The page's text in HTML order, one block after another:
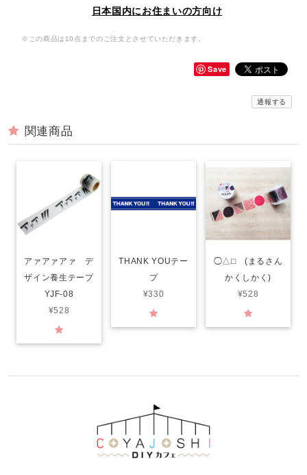
日本国内にお住まいの方向け
※この商品は10点までのご注文とさせていただきます。
Save
通報する
関連商品
アァアァアァ デ
ザイン養生テープ
YJF-08
¥528
THANK YOUテー
プ
¥330
◯△⬜︎ (まるさん
かくしかく)
¥528